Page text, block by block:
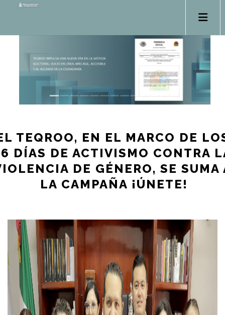
TEQROO, EN EL MARCO DE
DÍAS DE ACTIVISMO CONTRA
DE GÉNERO, SE SUMA
LA CAMPAÑA ¡ÚNETE!